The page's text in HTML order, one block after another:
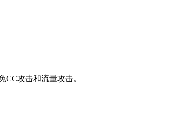
攻击和流量攻击。